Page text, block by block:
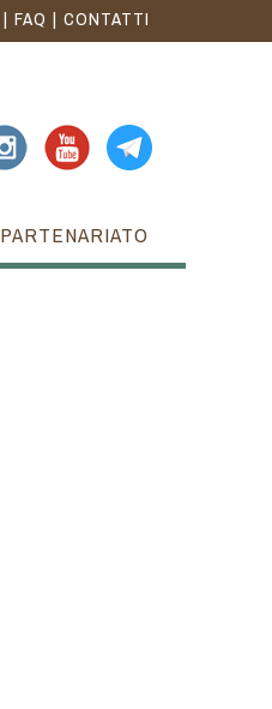
FAQ CONTATTI
PARTENARIATO